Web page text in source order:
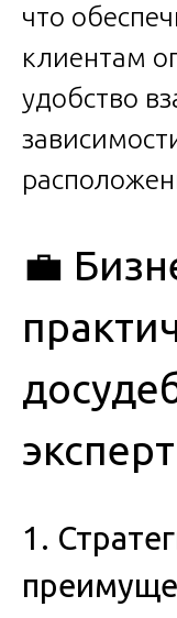
что
клиентам
удобство
💼
1.